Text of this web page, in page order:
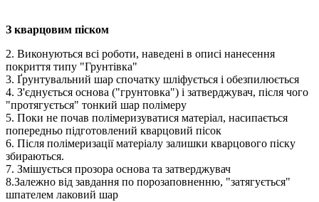
З кварцовим піском
2. Виконуються всі роботи, наведені в описі нанесення
покриття типу "Грунтівка"
3. Ґрунтувальний шар спочатку шліфується і обезпилюється
4. З'єднується основа ("грунтовка") і затверджувач, після чого
"протягується" тонкий шар полімеру
5. Поки не почав полімеризуватися матеріал, насипається
попередньо підготовлений кварцовий пісок
6. Після полімеризації матеріалу залишки кварцового піску
збираються.
7. Змішується прозора основа та затверджувач
8.Залежно від завдання по порозаповненню, "затягується"
шпателем лаковий шар